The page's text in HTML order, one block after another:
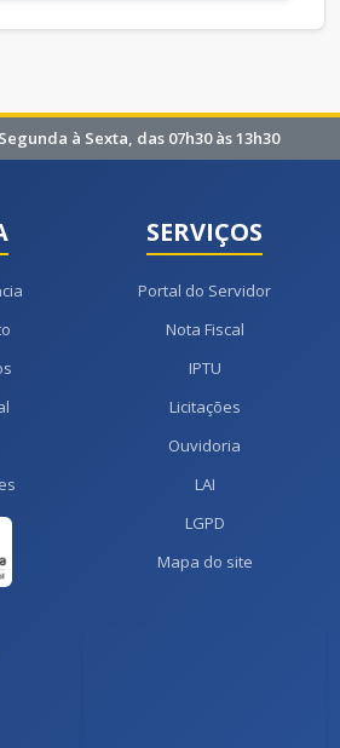
à Sexta, das 07h30 às 13h30
SERVIÇOS
Portal do Servidor
Nota Fiscal
IPTU
Licitações
Ouvidoria
LAI
LGPD
Mapa do site